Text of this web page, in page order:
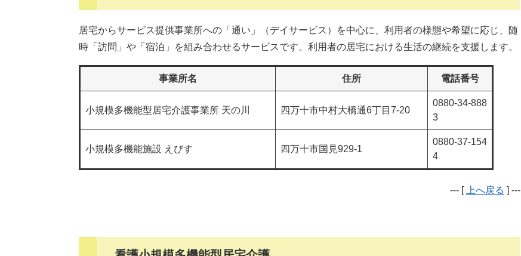
居宅からサービス提供事業所への「通い」（デイサービス）を中心に、利用者の様態や希望に応じ、随
時「訪問」や「宿泊」を組み合わせるサービスです。利用者の居宅における生活の継続を支援します。
事業所名 住所 電話番号
小規模多機能型居宅介護事業所 天の川 四万十市中村大橋通6丁目7-20
0880-34-888
3
小規模多機能施設 えびす 四万十市国見929-1
0880-37-154
4
--- [ 上へ戻る ] ---